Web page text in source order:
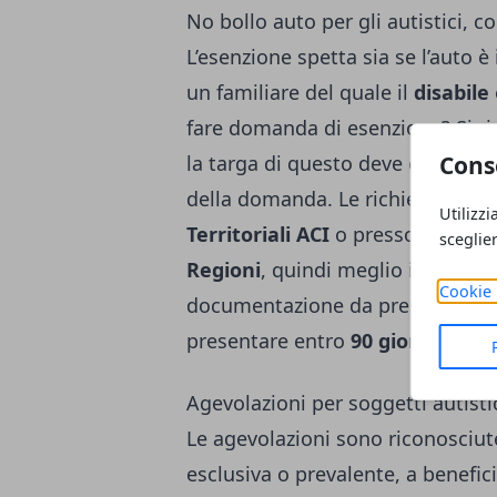
Cookie
No bollo auto per gli autistici,
L’esenzione spetta sia se
un familiare del quale il disabile
fare domanda di esenzione? Si
la targa di questo deve essere
della domanda. Le richieste di
Territoriali ACI o presso la
Regioni, quindi meglio
documentazione da presentare
presentare entro 90 giorni dal
Agevolazioni per soggetti
Le agevolazioni sono
esclusiva o prevalente, a